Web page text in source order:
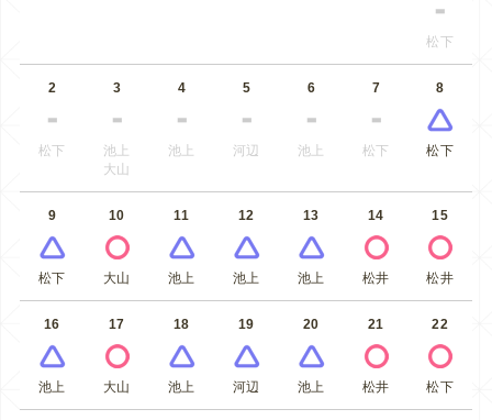
松下
2
松下
3
池上
大山
4
池上
5
河辺
6
池上
7
松下
8
松下
9
松下
10
大山
11
池上
12
池上
13
池上
14
松井
15
松井
16
池上
17
大山
18
池上
19
河辺
20
池上
21
松井
22
松下